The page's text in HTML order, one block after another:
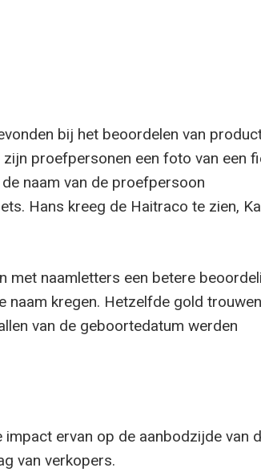
bij het beoordelen van
proefpersonen een foto van een
naam van de proefpersoon
Hans kreeg de Haitraco te zien,
met naamletters een betere
naam kregen. Hetzelfde gold
van de geboortedatum werden
ervan op de aanbodzijde van
van verkopers.